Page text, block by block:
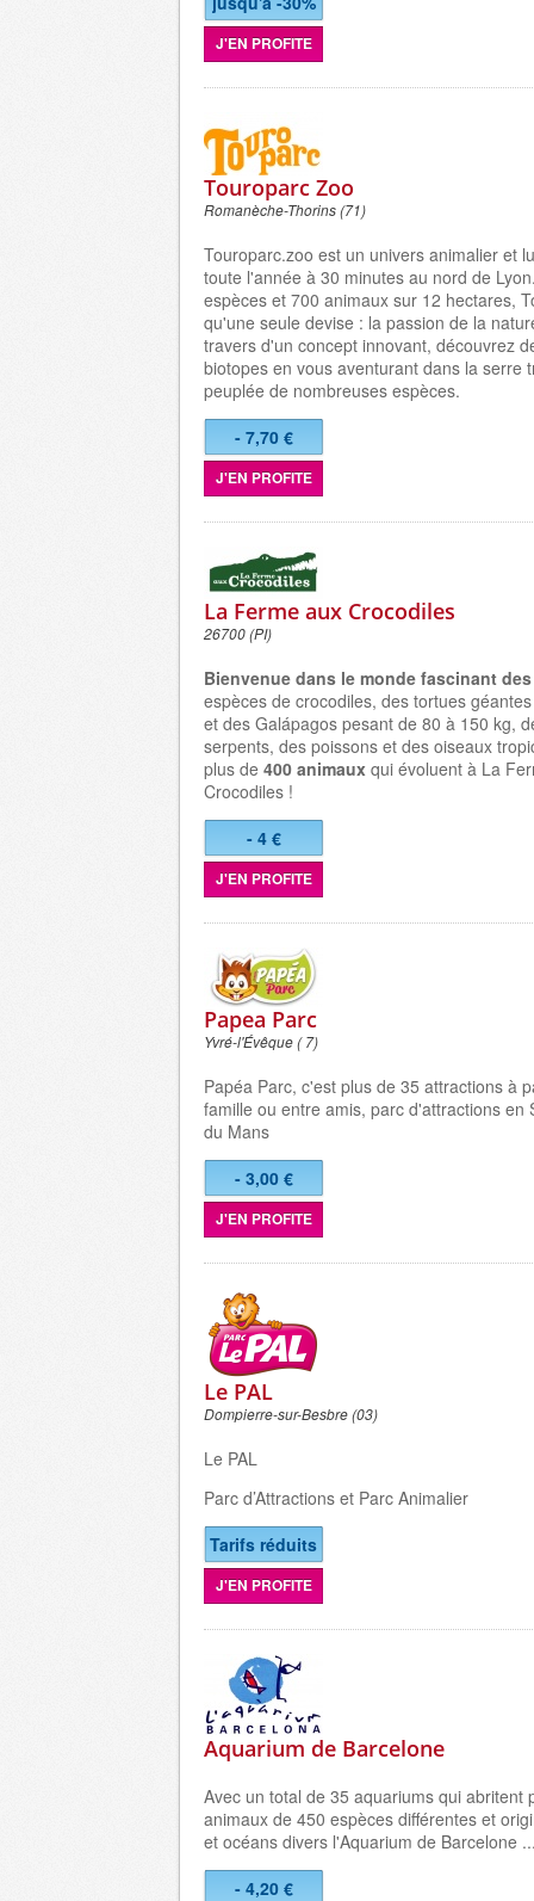
J'EN PROFITE
Touroparc Zoo
Romanèche-Thorins (71)
Touroparc.zoo est un univers animalier et
toute l'année à 30 minutes au nord de
espèces et 700 animaux sur 12 hectares,
qu'une seule devise : la passion de la
travers d'un concept innovant, découvrez
biotopes en vous aventurant dans la serre
peuplée de nombreuses espèces.
- 7,70 €
J'EN PROFITE
La Ferme aux Crocodiles
26700 (PI)
Bienvenue dans le monde fascinant
espèces de crocodiles, des tortues
et des Galápagos pesant de 80 à 150 kg,
serpents, des poissons et des oiseaux
plus de 400 animaux qui évoluent à La
Crocodiles !
- 4 €
J'EN PROFITE
Papea Parc
Yvré-l'Évêque ( 7)
Papéa Parc, c'est plus de 35 attractions à
famille ou entre amis, parc d'attractions en
du Mans
- 3,00 €
J'EN PROFITE
Le PAL
Dompierre-sur-Besbre (03)
Le PAL
Parc d’Attractions et Parc Animalier
Tarifs réduits
J'EN PROFITE
Aquarium de Barcelone
Avec un total de 35 aquariums qui abritent
animaux de 450 espèces différentes et
et océans divers l'Aquarium de Barcelone
- 4,20 €